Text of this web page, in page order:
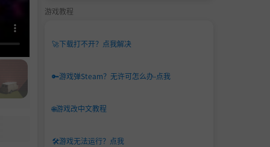
游戏教程
🚀下载打不开？点我解决
🔑游戏弹Steam？无许可怎么办-点我
🌐游戏改中文教程
🛠️游戏无法运行？点我